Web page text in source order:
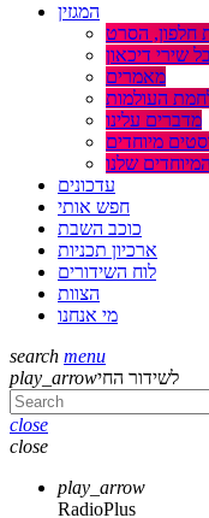
המגזין
חלפון, הסרט
שירי דיכאון
מאמרים
העולמות
מדברים עלינו
מיוחדים
שלנו
עדכונים
חפש אותי
כוכב השבת
ארכיון תכניות
לוח השידורים
הצוות
מי אנחנו
search menu
play_arrowלשידור החי
close
close
play_arrow
RadioPlus